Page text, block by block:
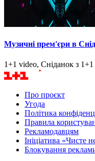
Музичні прем'єри в
1+1 video, Сніданок з 1+1
Про проєкт
Угода
Політика
Правила
Рекламодавцям
Ініціатива «Чисте
Блокування